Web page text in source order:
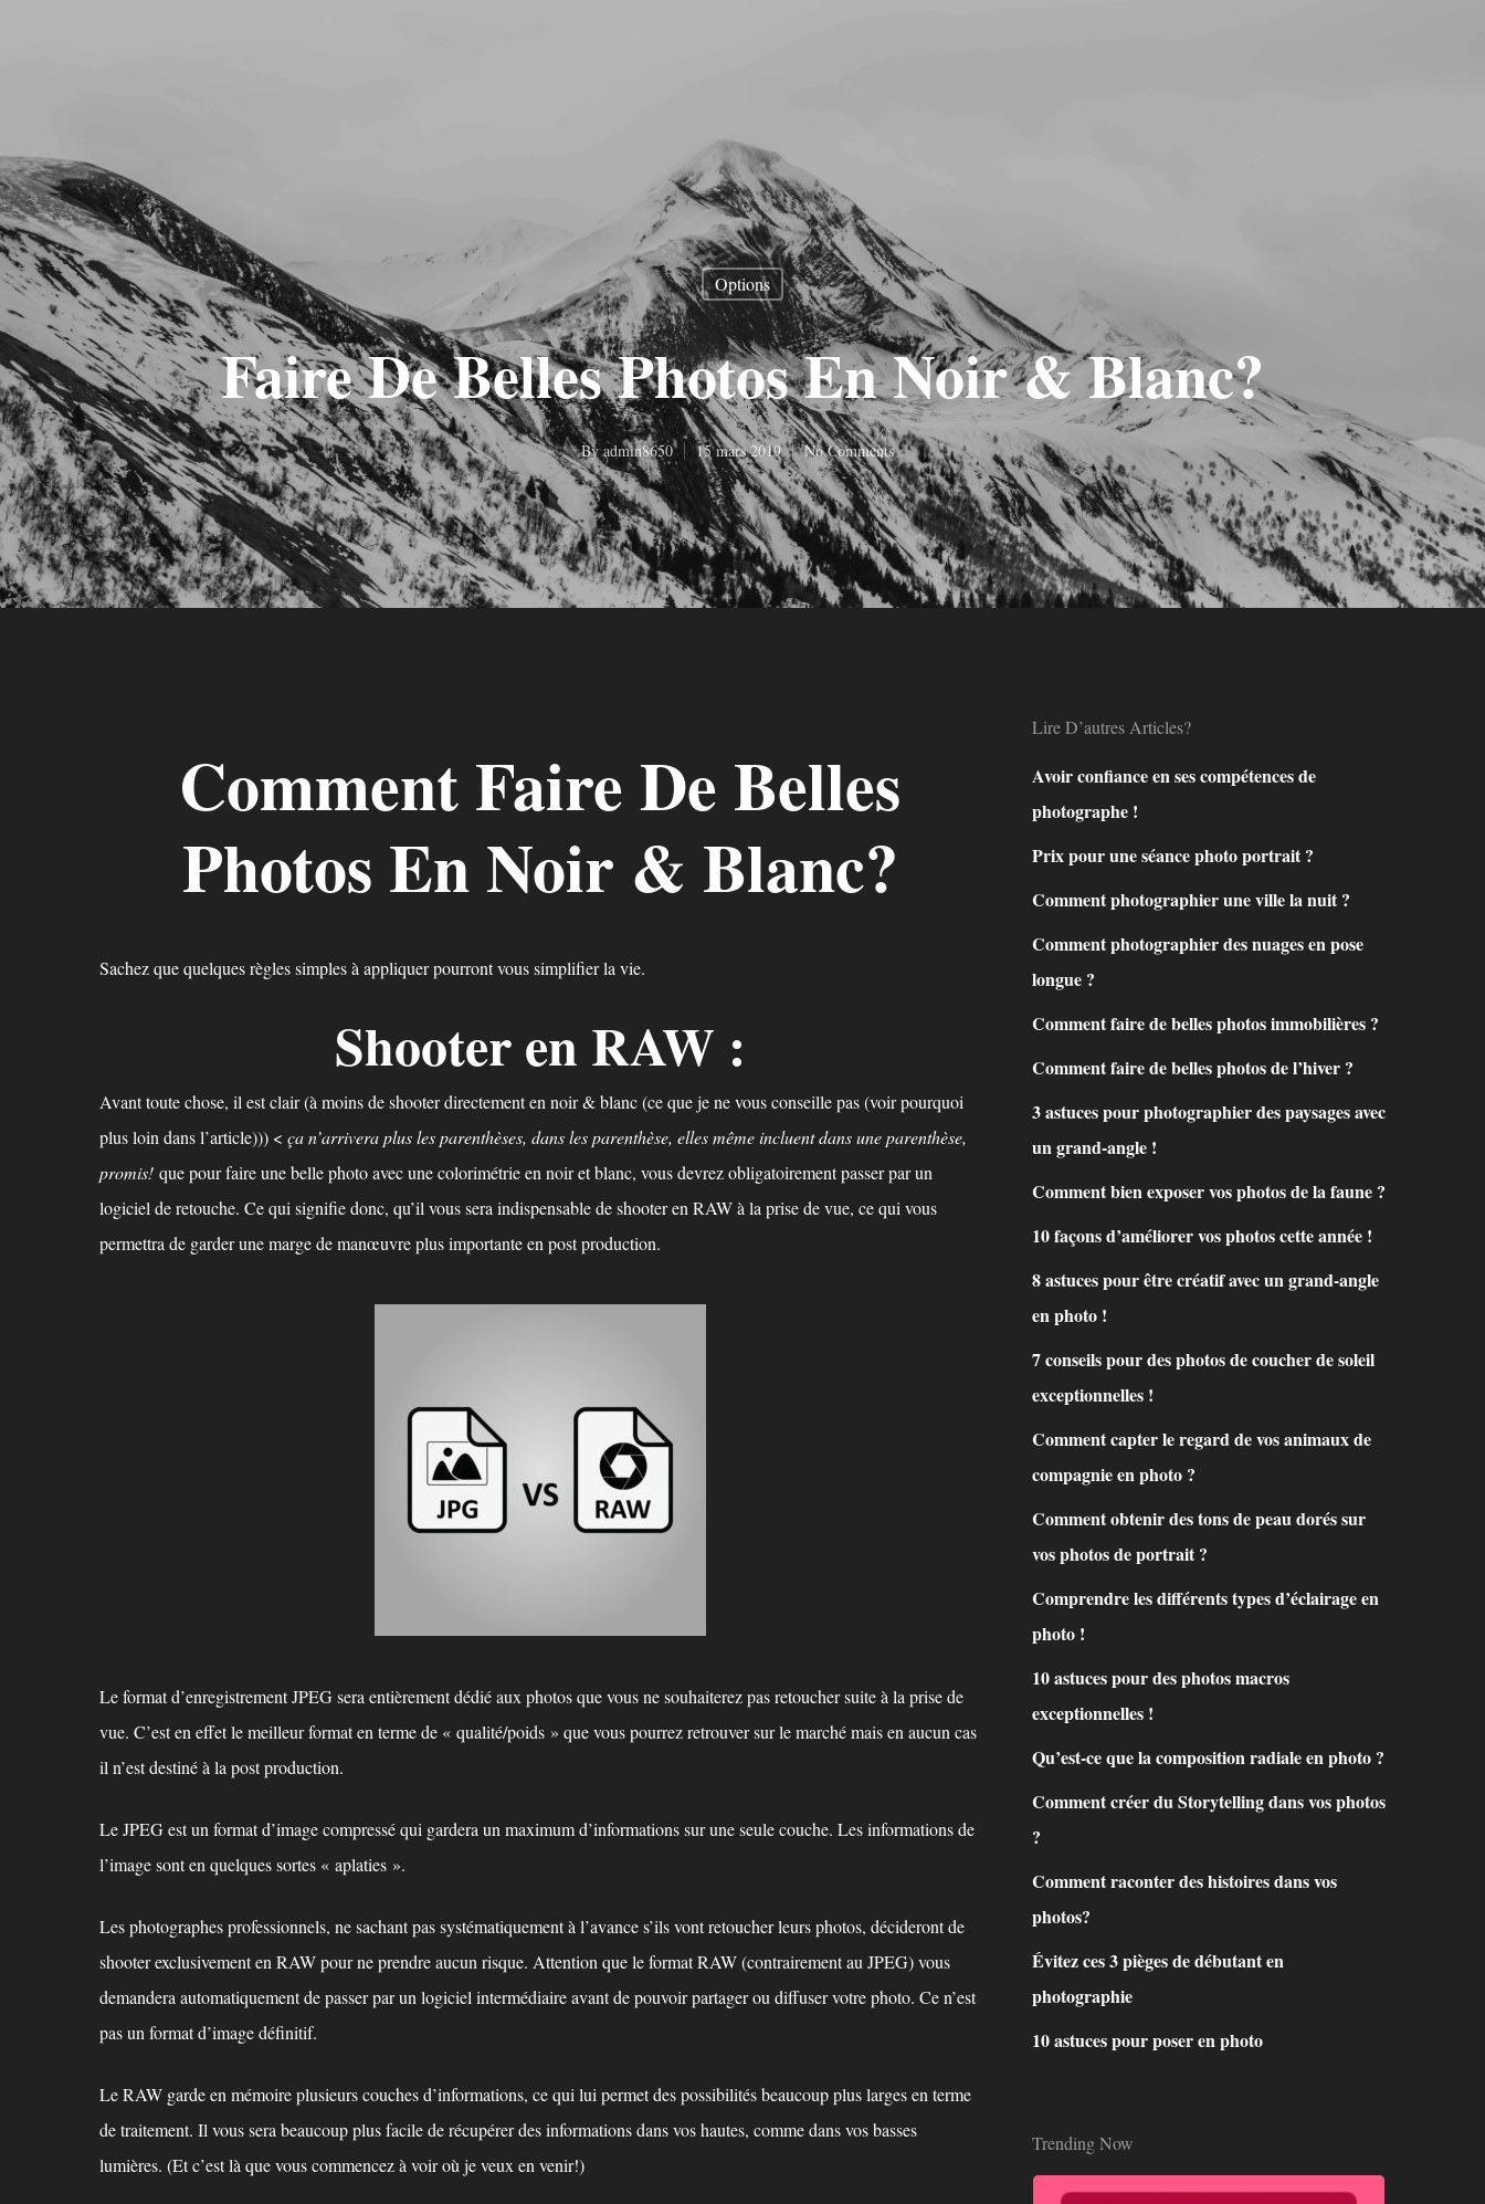
Options
Faire De Belles Photos En Noir & Blanc?
Byadmin8650 15 mars 2019 No Comments
Comment Faire De Belles
Photos En Noir & Blanc?
Sachez que quelques règles simples à appliquer pourront vous simplifier la vie.
Shooter en RAW :
Avant toute chose, il est clair (à moins de shooter directement en noir & blanc (ce que je ne vous conseille pas (voir pourquoi
plus loin dans l’article))) < ça n’arrivera plus les parenthèses, dans les parenthèse, elles même incluent dans une parenthèse,
promis! que pour faire une belle photo avec une colorimétrie en noir et blanc, vous devrez obligatoirement passer par un
logiciel de retouche. Ce qui signifie donc, qu’il vous sera indispensable de shooter en RAW à la prise de vue, ce qui vous
permettra de garder une marge de manœuvre plus importante en post production.
Le format d’enregistrement JPEG sera entièrement dédié aux photos que vous ne souhaiterez pas retoucher suite à la prise de
vue. C’est en effet le meilleur format en terme de « qualité/poids » que vous pourrez retrouver sur le marché mais en aucun cas
il n’est destiné à la post production.
Le JPEG est un format d’image compressé qui gardera un maximum d’informations sur une seule couche. Les informations de
l’image sont en quelques sortes « aplaties ».
Les photographes professionnels, ne sachant pas systématiquement à l’avance s’ils vont retoucher leurs photos, décideront de
shooter exclusivement en RAW pour ne prendre aucun risque. Attention que le format RAW (contrairement au JPEG) vous
demandera automatiquement de passer par un logiciel intermédiaire avant de pouvoir partager ou diffuser votre photo. Ce n’est
pas un format d’image définitif.
Le RAW garde en mémoire plusieurs couches d’informations, ce qui lui permet des possibilités beaucoup plus larges en terme
de traitement. Il vous sera beaucoup plus facile de récupérer des informations dans vos hautes, comme dans vos basses
lumières. (Et c’est là que vous commencez à voir où je veux en venir!)
Lire D’autres Articles?
Avoir confiance en ses compétences de
photographe !
Prix pour une séance photo portrait ?
Comment photographier une ville la nuit ?
Comment photographier des nuages en pose
longue ?
Comment faire de belles photos immobilières ?
Comment faire de belles photos de l’hiver ?
3 astuces pour photographier des paysages avec
un grand-angle !
Comment bien exposer vos photos de la faune ?
10 façons d’améliorer vos photos cette année !
8 astuces pour être créatif avec un grand-angle
en photo !
7 conseils pour des photos de coucher de soleil
exceptionnelles !
Comment capter le regard de vos animaux de
compagnie en photo ?
Comment obtenir des tons de peau dorés sur
vos photos de portrait ?
Comprendre les différents types d’éclairage en
photo !
10 astuces pour des photos macros
exceptionnelles !
Qu’est-ce que la composition radiale en photo ?
Comment créer du Storytelling dans vos photos
?
Comment raconter des histoires dans vos
photos?
Évitez ces 3 pièges de débutant en
photographie
10 astuces pour poser en photo
Trending Now